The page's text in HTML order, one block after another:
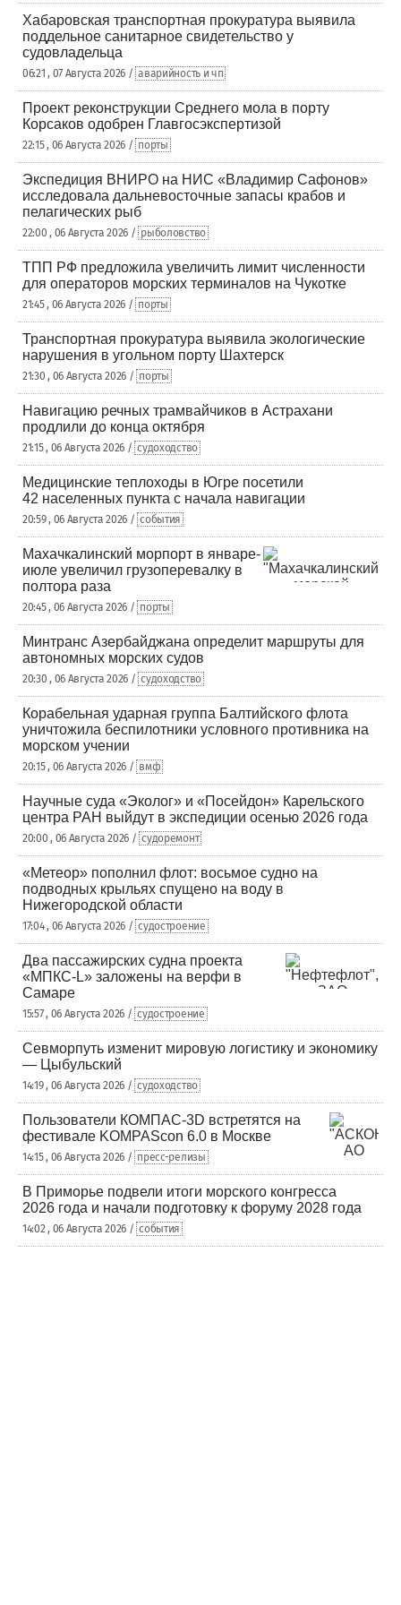
Хабаровская транспортная прокуратура выявила
поддельное санитарное свидетельство у
судовладельца
06:21 , 07 Августа 2026 / аварийность и чп
Проект реконструкции Среднего мола в порту
Корсаков одобрен Главгосэкспертизой
22:15 , 06 Августа 2026 / порты
Экспедиция ВНИРО на НИС «Владимир Сафонов»
исследовала дальневосточные запасы крабов и
пелагических рыб
22:00 , 06 Августа 2026 / рыболовство
ТПП РФ предложила увеличить лимит численности
для операторов морских терминалов на Чукотке
21:45 , 06 Августа 2026 / порты
Транспортная прокуратура выявила экологические
нарушения в угольном порту Шахтерск
21:30 , 06 Августа 2026 / порты
Навигацию речных трамвайчиков в Астрахани
продлили до конца октября
21:15 , 06 Августа 2026 / судоходство
Медицинские теплоходы в Югре посетили
42 населенных пункта с начала навигации
20:59 , 06 Августа 2026 / события
Махачкалинский морпорт в январе-
июле увеличил грузоперевалку в
полтора раза
20:45 , 06 Августа 2026 / порты
Минтранс Азербайджана определит маршруты для
автономных морских судов
20:30 , 06 Августа 2026 / судоходство
Корабельная ударная группа Балтийского флота
уничтожила беспилотники условного противника на
морском учении
20:15 , 06 Августа 2026 / вмф
Научные суда «Эколог» и «Посейдон» Карельского
центра РАН выйдут в экспедиции осенью 2026 года
20:00 , 06 Августа 2026 / судоремонт
«Метеор» пополнил флот: восьмое судно на
подводных крыльях спущено на воду в
Нижегородской области
17:04 , 06 Августа 2026 / судостроение
Два пассажирских судна проекта
«МПКС-L» заложены на верфи в
Самаре
15:57 , 06 Августа 2026 / судостроение
Севморпуть изменит мировую логистику и экономику
— Цыбульский
14:19 , 06 Августа 2026 / судоходство
Пользователи КОМПАС-3D встретятся на
фестивале KOMPAScon 6.0 в Москве
14:15 , 06 Августа 2026 / пресс-релизы
В Приморье подвели итоги морского конгресса
2026 года и начали подготовку к форуму 2028 года
14:02 , 06 Августа 2026 / события